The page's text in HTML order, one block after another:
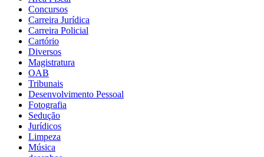
Concursos
Carreira Jurídica
Carreira Policial
Cartório
Diversos
Magistratura
OAB
Tribunais
Desenvolvimento Pessoal
Fotografia
Sedução
Jurídicos
Limpeza
Música